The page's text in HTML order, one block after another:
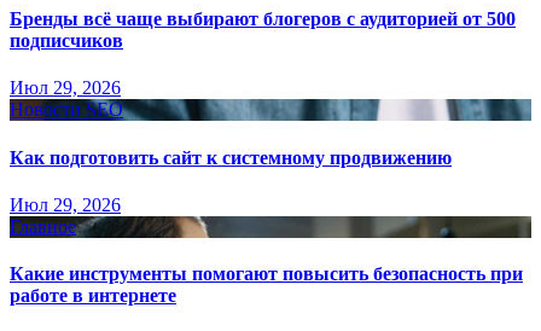
Бренды всё чаще выбирают блогеров с аудиторией от 500
подписчиков
Июл 29, 2026
Новости SEO
Как подготовить сайт к системному продвижению
Июл 29, 2026
Главное
Какие инструменты помогают повысить безопасность при
работе в интернете